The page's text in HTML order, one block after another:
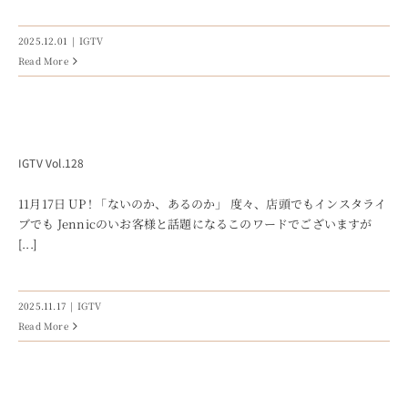
2025.12.01 | IGTV
Read More
IGTV Vol.128
11月17日 UP ! 「ないのか、あるのか」 度々、店頭でもインスタライ
ブでも Jennicのいお客様と話題になるこのワードでございますが
[...]
2025.11.17 | IGTV
Read More